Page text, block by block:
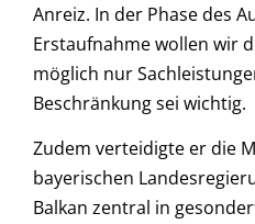
Anreiz. In der Phase des
Erstaufnahme wollen wir
möglich nur
Beschränkung sei wichtig.
Zudem verteidigte er die
bayerischen
Balkan zentral in